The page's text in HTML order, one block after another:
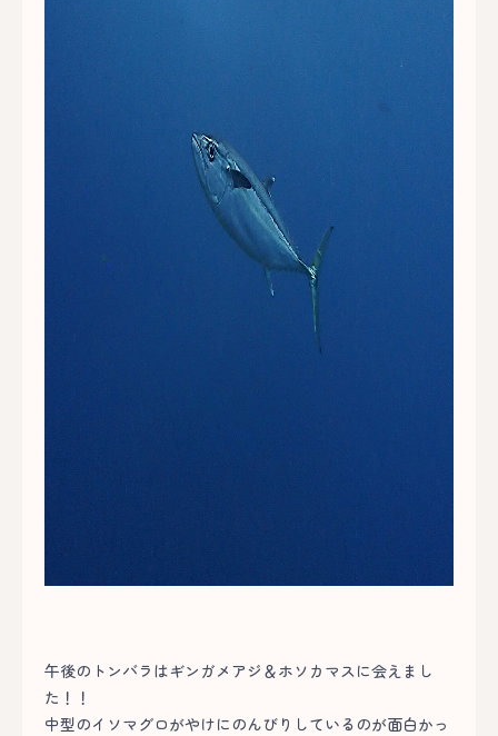
午後のトンバラはギンガメアジ＆ホソカマスに会えまし
た！！
中型のイソマグロがやけにのんびりしているのが面白かっ